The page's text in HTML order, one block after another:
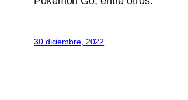
30 diciembre, 2022